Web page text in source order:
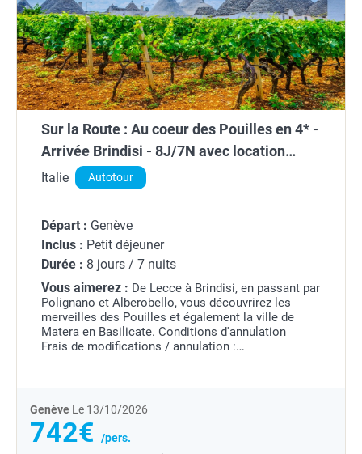
Sur la Route : Au coeur des Pouilles en 4* -
Arrivée Brindisi - 8J/7N avec location
voiture flex
Italie Autotour
Départ : Genève
Inclus : Petit déjeuner
Durée : 8 jours / 7 nuits
Vous aimerez : De Lecce à Brindisi, en passant par
Polignano et Alberobello, vous découvrirez les
merveilles des Pouilles et également la ville de
Matera en Basilicate. Conditions d'annulation
Frais de modifications / annulation :
Genève Le 13/10/2026
742€ /pers.